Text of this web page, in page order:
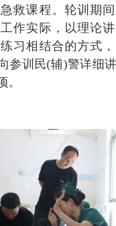
救课程。轮训期
作实际，以理论
习相结合的方式
参训民(辅)警详细
。